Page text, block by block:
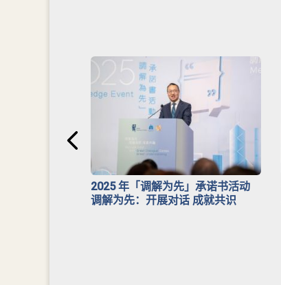
2025 年「调解为先」承诺书活动
调解为先：开展对话 成就共识